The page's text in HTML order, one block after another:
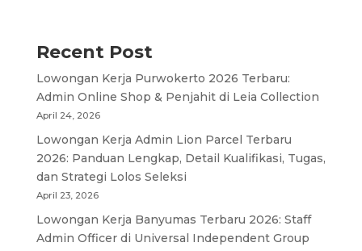
Recent Post
Lowongan Kerja Purwokerto 2026 Terbaru:
Admin Online Shop & Penjahit di Leia Collection
April 24, 2026
Lowongan Kerja Admin Lion Parcel Terbaru
2026: Panduan Lengkap, Detail Kualifikasi, Tugas,
dan Strategi Lolos Seleksi
April 23, 2026
Lowongan Kerja Banyumas Terbaru 2026: Staff
Admin Officer di Universal Independent Group